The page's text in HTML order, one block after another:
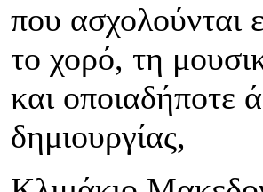
που ασχολούνται
το χορό, τη
και οποιαδήποτε
δημιουργίας,